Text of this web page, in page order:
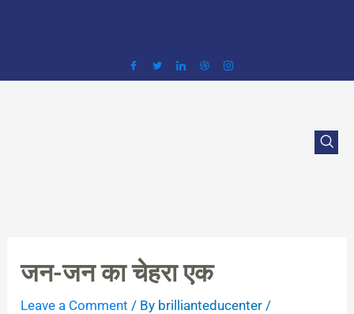
जन-जन का चेहरा एक
Leave a Comment / By brillianteducenter /